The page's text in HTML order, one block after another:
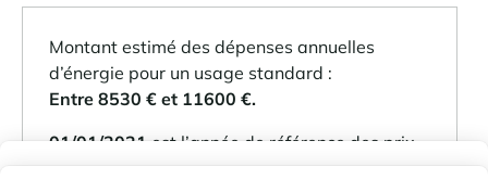
Montant estimé des dépenses annuelles
d’énergie pour un usage standard :
Entre 8530 € et 11600 €.
01/01/2021 est l’année de référence des prix
de l’énergie utilisée pour établir cette